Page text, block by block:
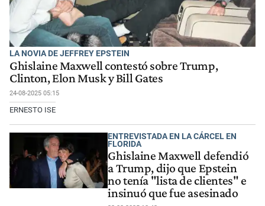
LA NOVIA DE JEFFREY EPSTEIN
Ghislaine Maxwell contestó sobre Trump,
Clinton, Elon Musk y Bill Gates
24-08-2025 05:15
ERNESTO ISE
ENTREVISTADA EN LA CÁRCEL EN
FLORIDA
Ghislaine Maxwell defendió
a Trump, dijo que Epstein
no tenía "lista de clientes" e
insinuó que fue asesinado